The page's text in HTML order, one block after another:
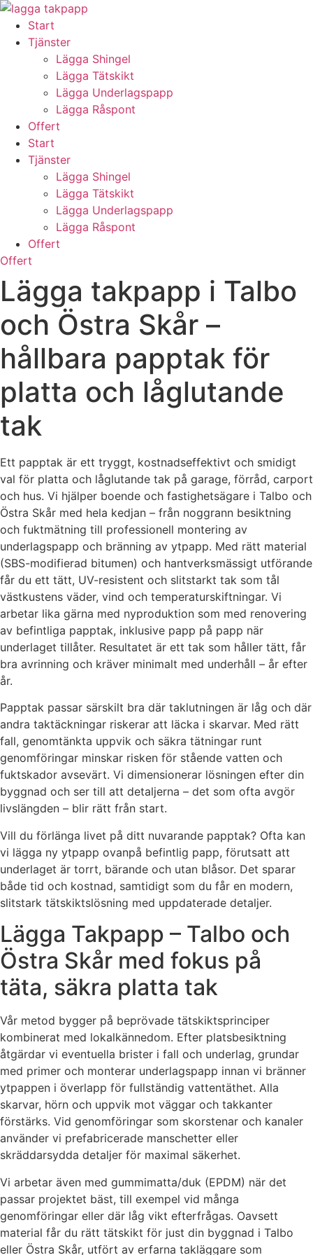
Skip
content
Start
Tjänster
Lägga Shingel
Lägga Tätskikt
Lägga Underlagspapp
Lägga Råspont
Offert
Start
Tjänster
Lägga Shingel
Lägga Tätskikt
Lägga Underlagspapp
Lägga Råspont
Offert
Offert
Lägga takpapp i Talbo
och Östra Skår –
hållbara papptak för
platta och låglutande
tak
Ett papptak är ett tryggt, kostnadseffektivt och smidigt
val för platta och låglutande tak på garage, förråd, carport
och hus. Vi hjälper boende och fastighetsägare i Talbo och
Östra Skår med hela kedjan – från noggrann besiktning
och fuktmätning till professionell montering av
underlagspapp och bränning av ytpapp. Med rätt material
(SBS-modifierad bitumen) och hantverksmässigt utförande
får du ett tätt, UV-resistent och slitstarkt tak som tål
västkustens väder, vind och temperaturskiftningar. Vi
arbetar lika gärna med nyproduktion som med renovering
av befintliga papptak, inklusive papp på papp när
underlaget tillåter. Resultatet är ett tak som håller tätt, får
bra avrinning och kräver minimalt med underhåll – år efter
år.
Papptak passar särskilt bra där taklutningen är låg och där
andra taktäckningar riskerar att läcka i skarvar. Med rätt
fall, genomtänkta uppvik och säkra tätningar runt
genomföringar minskar risken för stående vatten och
fuktskador avsevärt. Vi dimensionerar lösningen efter din
byggnad och ser till att detaljerna – det som ofta avgör
livslängden – blir rätt från start.
Vill du förlänga livet på ditt nuvarande papptak? Ofta kan
vi lägga ny ytpapp ovanpå befintlig papp, förutsatt att
underlaget är torrt, bärande och utan blåsor. Det sparar
både tid och kostnad, samtidigt som du får en modern,
slitstark tätskiktslösning med uppdaterade detaljer.
Lägga Takpapp – Talbo och
Östra Skår med fokus på
täta, säkra platta tak
Vår metod bygger på beprövade tätskiktsprinciper
kombinerat med lokalkännedom. Efter platsbesiktning
åtgärdar vi eventuella brister i fall och underlag, grundar
med primer och monterar underlagspapp innan vi bränner
ytpappen i överlapp för fullständig vattentäthet. Alla
skarvar, hörn och uppvik mot väggar och takkanter
förstärks. Vid genomföringar som skorstenar och kanaler
använder vi prefabricerade manschetter eller
skräddarsydda detaljer för maximal säkerhet.
Vi arbetar även med gummimatta/duk (EPDM) när det
passar projektet bäst, till exempel vid många
genomföringar eller där låg vikt efterfrågas. Oavsett
material får du rätt tätskikt för just din byggnad i Talbo
eller Östra Skår, utfört av erfarna takläggare som